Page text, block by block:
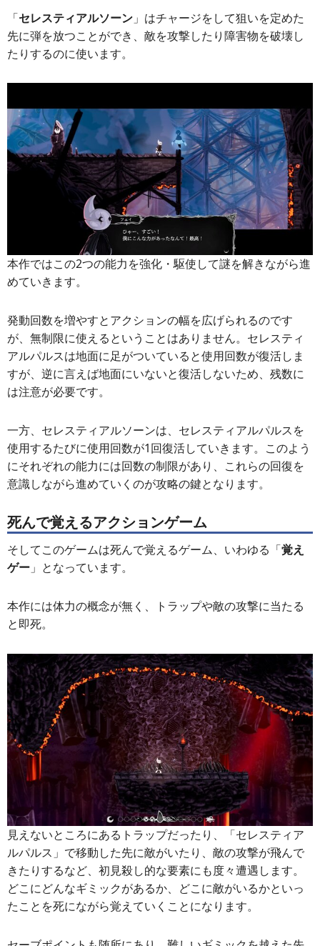
「セレスティアルソーン 」はチャージをして狙いを定めた
先に弾を放つことができ、敵を攻撃したり障害物を破壊し
たりするのに使います。
本作ではこの2つの能力を強化・駆使して謎を解きながら進
めていきます。
発動回数を増やすとアクションの幅を広げられるのです
が、無制限に使えるということはありません。セレスティ
アルパルスは地面に足がついていると使用回数が復活しま
すが、逆に言えば地面にいないと復活しないため、残数に
は注意が必要です。
一方、セレスティアルソーンは、セレスティアルパルスを
使用するたびに使用回数が1回復活していきます。このよう
にそれぞれの能力には回数の制限があり、これらの回復を
意識しながら進めていくのが攻略の鍵となります。
死んで覚えるアクションゲーム
そしてこのゲームは死んで覚えるゲーム、いわゆる「覚え
ゲー」となっています。
本作には体力の概念が無く、トラップや敵の攻撃に当たる
と即死。
見えないところにあるトラップだったり、「セレスティア
ルパルス」で移動した先に敵がいたり、敵の攻撃が飛んで
きたりするなど、初見殺し的な要素にも度々遭遇します。
どこにどんなギミックがあるか、どこに敵がいるかといっ
たことを死にながら覚えていくことになります。